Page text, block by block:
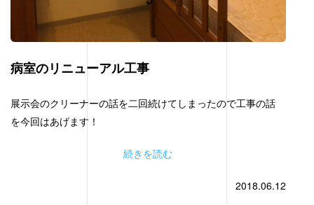
病室のリニューアル工事
展示会のクリーナーの話を二回続けてしまったので工事の話
を今回はあげます！
続きを読む
2018.06.12